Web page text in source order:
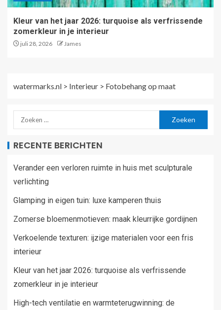
Kleur van het jaar 2026: turquoise als verfrissende
zomerkleur in je interieur
juli 28, 2026 James
watermarks.nl > Interieur > Fotobehang op maat
RECENTE BERICHTEN
Verander een verloren ruimte in huis met sculpturale
verlichting
Glamping in eigen tuin: luxe kamperen thuis
Zomerse bloemenmotieven: maak kleurrijke gordijnen
Verkoelende texturen: ijzige materialen voor een fris
interieur
Kleur van het jaar 2026: turquoise als verfrissende
zomerkleur in je interieur
High-tech ventilatie en warmteterugwinning: de